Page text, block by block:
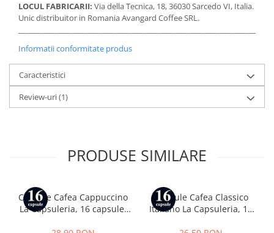
LOCUL FABRICARII: Via della Tecnica, 18, 36030 Sarcedo VI, Italia.
Unic distribuitor in Romania Avangard Coffee SRL.
Informatii conformitate produs
Caracteristici
Review-uri(1)
PRODUSE SIMILARE
Capsule Cafea Cappuccino
La Capsuleria, 16 capsule,
Capsule Cafea Classico
Italiano La Capsuleria, 16